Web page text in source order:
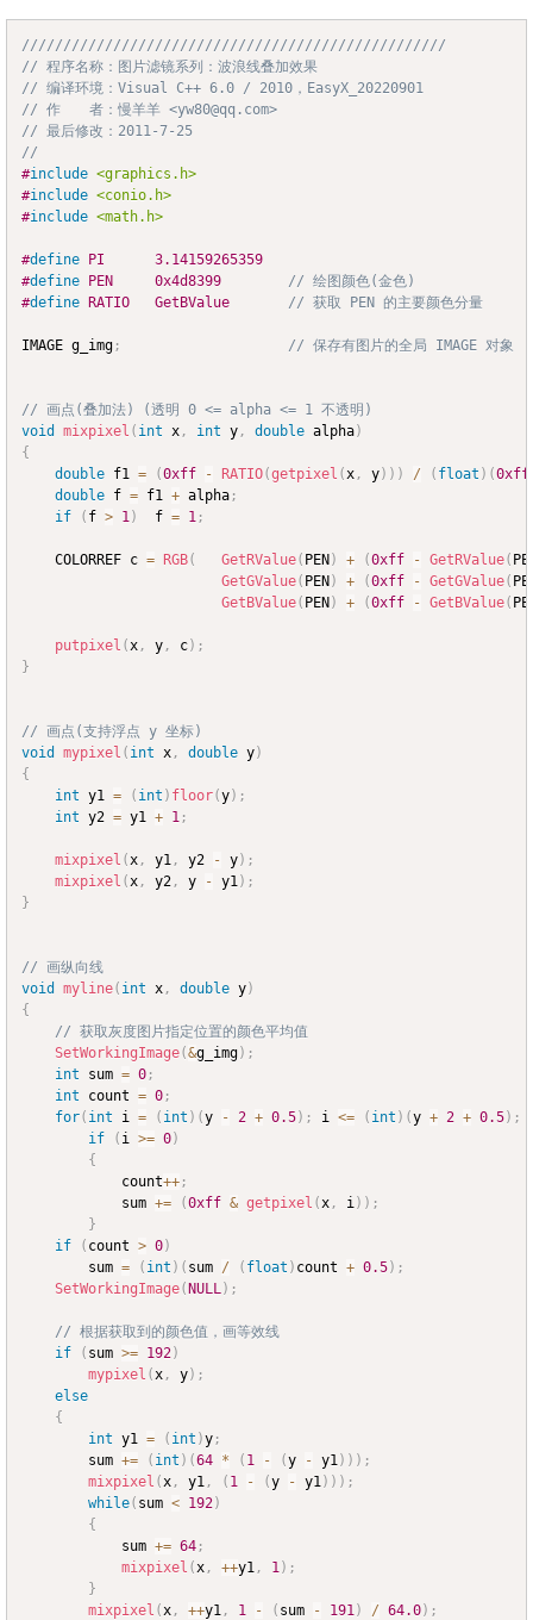
///////////////////////////////////////////////////
// 程序名称：图片滤镜系列：波浪线叠加效果
// 编译环境：Visual C++ 6.0 / 2010，EasyX_20220901
// 作　　者：慢羊羊 <yw80@qq.com>
// 最后修改：2011-7-25
//
#include <graphics.h>
#include <conio.h>
#include <math.h>
#define PI
3.14159265359
#define PEN 0x4d8399
// 绘图颜色(金色)
#define RATIO // 获取 PEN 的主要颜色分量
IMAGE g_img ; // 保存有图片的全局 IMAGE 对象
// 画点(叠加法) (透明 0 <= alpha <= 1 不透明)
void
mixpixel ( int x , int y , double alpha)
{
double f1 = (0xff - RATIO(getpixel ( x , y) ) ) / ( float ) (0xff
double f = f1 + alpha ;
if
( f > 1 )
	f
= 1 ;
	COLORREF c
= RGB( GetRValue( PEN) + (0xff - GetRValue(
GetGValue( PEN) + (0xff - GetGValue(
GetBValue( PEN) + (0xff - GetBValue(
putpixel ( x , y , c) ;
}
// 画点(支持浮点 y 坐标)
void
mypixel ( int x , double y)
{
int y1 = ( int ) floor(y) ;
int y2 = y1 + 1 ;
mixpixel ( x , y1 , y2 - y) ;
mixpixel ( x , y2 , y - y1 ) ;
}
// 画纵向线
void
myline( int x , double y)
{
// 获取灰度图片指定位置的颜色平均值
SetWorkingImage(&g_img) ;
int sum = 0 ;
int count = 0 ;
for( int i = ( int ) (y - 2 + 0.5) ; i <= ( int ) (y + 2 + 0.5) ;
if
( i >= 0)
{
			count
++ ;
			sum
+= (0xff & getpixel ( x , i ) ) ;
}
if
( count > 0)
		sum
= ( int ) ( sum / ( float ) count + 0.5) ;
SetWorkingImage(NULL ) ;
// 根据获取到的颜色值，画等效线
if
( sum >= 192)
mypixel ( x , y) ;
else
{
int y1 = ( int )y ;
		sum
+= ( int ) (64 * ( 1 - (y - y1 ) ) ) ;
mixpixel ( x , y1 , ( 1 - (y - y1 ) ) ) ;
while( sum < 192)
{
			sum
+= 64 ;
mixpixel ( x , ++y1 , 1 ) ;
}
mixpixel ( x , ++y1 , 1 - ( sum - 191 ) / 64.0) ;